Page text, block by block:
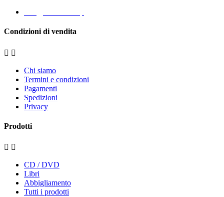
Condizioni di vendita
 
Chi siamo
Termini e condizioni
Pagamenti
Spedizioni
Privacy
Prodotti
 
CD / DVD
Libri
Abbigliamento
Tutti i prodotti